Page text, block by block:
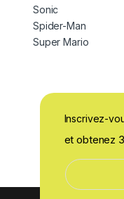
Sonic
Spider-Man
Super Mario
Inscrivez-
et obtenez
-
m
E
-
m